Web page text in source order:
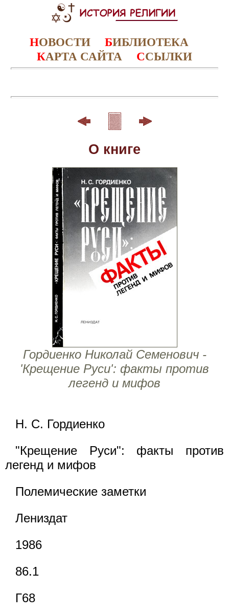
НОВОСТИ БИБЛИОТЕКА
КАРТА САЙТА ССЫЛКИ
О книге
Гордиенко Николай Семенович -
'Крещение Руси': факты против
легенд и мифов
Н. С. Гордиенко
"Крещение Руси": факты против
легенд и мифов
Полемические заметки
Лениздат
1986
86.1
Г68